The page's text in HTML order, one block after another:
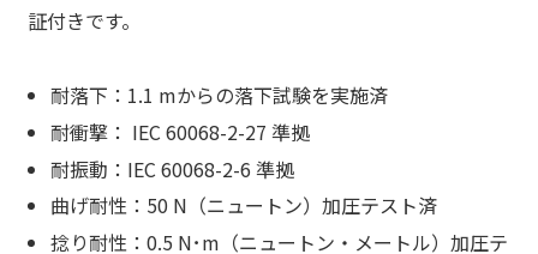
証付きです。
耐落下：1.1 mからの落下試験を実施済
耐衝撃： IEC 60068-2-27 準拠
耐振動：IEC 60068-2-6 準拠
曲げ耐性：50 N（ニュートン）加圧テスト済
捻り耐性：0.5 N･m（ニュートン・メートル）加圧テ